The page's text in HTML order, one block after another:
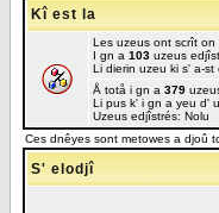
Kî est la
Les uzeus ont scrît on
I gn a 103 uzeus
Li dierin uzeu ki s' a-st
Å totå i gn a 379
Li pus k' i gn a yeu d'
Uzeus edjîstrés: Nolu
Ces dnêyes sont metowes a djoû
S' elodjî